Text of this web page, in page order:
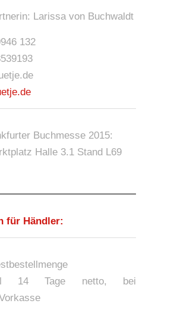
Larissa von Buchwaldt
132
Buchmesse 2015:
Halle 3.1 Stand L69
für Händler:
14 Tage netto, bei